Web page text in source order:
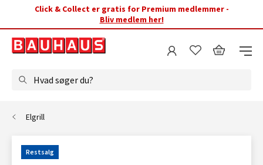
Click & Collect er gratis for Premium medlemmer -
Bliv medlem her!
Hvad søger du?
Elgrill
Restsalg